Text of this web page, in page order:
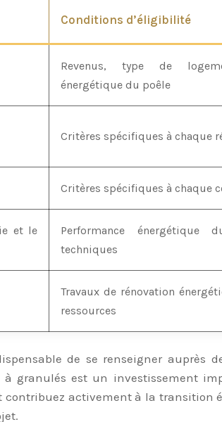
Conditions d’éligibilité
Revenus, type de
énergétique du poêle
Critères spécifiques à chaque
Critères spécifiques à chaque
et le
Performance énergétique
techniques
Travaux de rénovation
ressources
de se renseigner auprès
à granulés est un investissement
activement à la transition